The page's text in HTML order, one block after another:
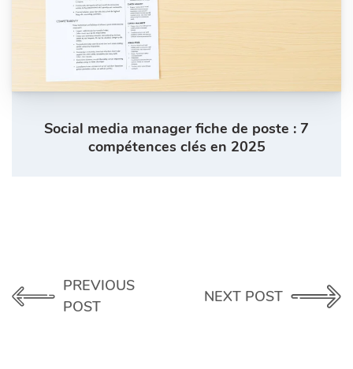
Social media manager fiche de poste : 7
compétences clés en 2025
PREVIOUS
POST
NEXT POST